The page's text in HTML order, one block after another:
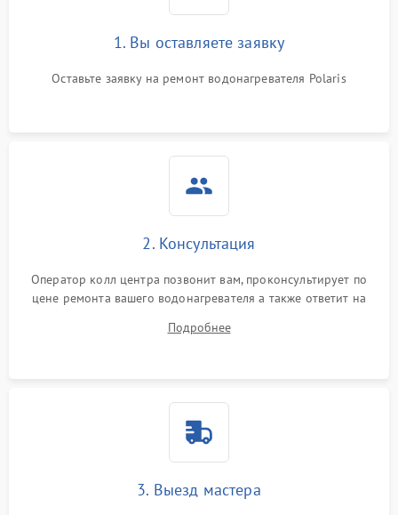
1. Вы оставляете заявку
Оставьте заявку на ремонт водонагревателя Polaris
2. Консультация
Оператор колл центра позвонит вам, проконсультирует по
цене ремонта вашего водонагревателя а также ответит на
Подробнее
3. Выезд мастера